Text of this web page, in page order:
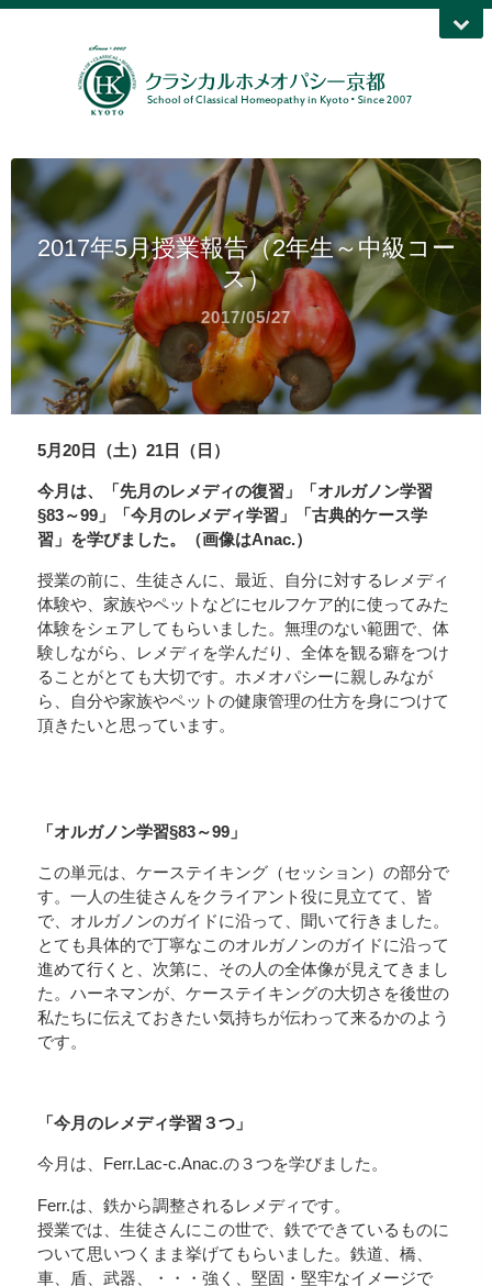
2017年5月授業報告（2年生～中級コー
ス）
2017/05/27
5月20日（土）21日（日）
今月は、「先月のレメディの復習」「オルガノン学習
§83～99」「今月のレメディ学習」「古典的ケース学
習」を学びました。（画像はAnac.）
授業の前に、生徒さんに、最近、自分に対するレメディ
体験や、家族やペットなどにセルフケア的に使ってみた
体験をシェアしてもらいました。無理のない範囲で、体
験しながら、レメディを学んだり、全体を観る癖をつけ
ることがとても大切です。ホメオパシーに親しみなが
ら、自分や家族やペットの健康管理の仕方を身につけて
頂きたいと思っています。
「オルガノン学習§83～99」
この単元は、ケーステイキング（セッション）の部分で
す。一人の生徒さんをクライアント役に見立てて、皆
で、オルガノンのガイドに沿って、聞いて行きました。
とても具体的で丁寧なこのオルガノンのガイドに沿って
進めて行くと、次第に、その人の全体像が見えてきまし
た。ハーネマンが、ケーステイキングの大切さを後世の
私たちに伝えておきたい気持ちが伝わって来るかのよう
です。
「今月のレメディ学習３つ」
今月は、Ferr.Lac-c.Anac.の３つを学びました。
Ferr.は、鉄から調整されるレメディです。
授業では、生徒さんにこの世で、鉄でできているものに
ついて思いつくまま挙げてもらいました。鉄道、橋、
車、盾、武器、・・・強く、堅固・堅牢なイメージで